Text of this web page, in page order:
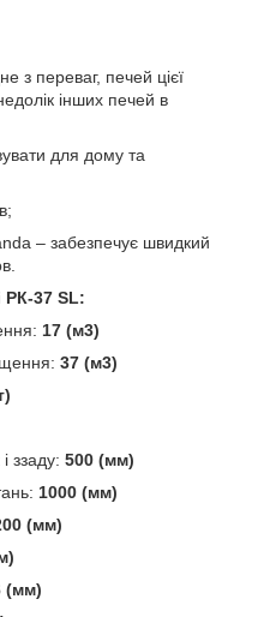
з переваг, печей цієї
інших печей в
для дому та
– забезпечує швидкий
РК-37 SL:
17 (м3)
37 (м3)
ззаду: 500 (мм)
1000 (мм)
(мм)
(мм)